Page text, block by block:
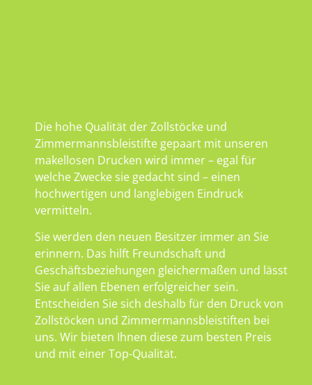
Die hohe Qualität der Zollstöcke und
Zimmermannsbleistifte gepaart mit unseren
makellosen Drucken wird immer – egal für
welche Zwecke sie gedacht sind – einen
hochwertigen und langlebigen Eindruck
vermitteln.
Sie werden den neuen Besitzer immer an Sie
erinnern. Das hilft Freundschaft und
Geschäftsbeziehungen gleichermaßen und lässt
Sie auf allen Ebenen erfolgreicher sein.
Entscheiden Sie sich deshalb für den Druck von
Zollstöcken und Zimmermannsbleistiften bei
uns. Wir bieten Ihnen diese zum besten Preis
und mit einer Top-Qualität.